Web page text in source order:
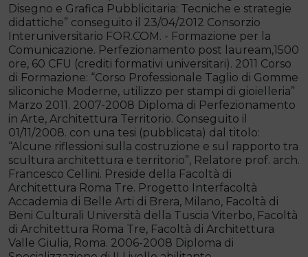
Disegno e Grafica Pubblicitaria: Tecniche e strategie
didattiche” conseguito il 23/04/2012 Consorzio
Interuniversitario FOR.COM. - Formazione per la
Comunicazione. Perfezionamento post lauream,1500
ore, 60 CFU (crediti formativi universitari). 2011 Corso
di Formazione: “Corso Professionale Taglio di Gomme
siliconiche Moderne, utilizzo per stampi di gioielleria”
Marzo 2011. 2007-2008 Diploma di Perfezionamento
in Arte, Architettura Territorio. Conseguito il
01/11/2008. con una tesi (pubblicata) dal titolo:
“Alcune riflessioni sulla costruzione e sul rapporto tra
scultura architettura e territorio”, Relatore prof. arch.
Francesco Cellini. Preside della Facoltà di
Architettura Roma Tre. Progetto Interfacoltà
Accademia di Belle Arti di Brera, Milano, Facoltà di
Beni Culturali Università della Tuscia Viterbo, Facoltà
di Architettura Roma Tre, Facoltà di Architettura
Valle Giulia, Roma. 2006-2008 Diploma di